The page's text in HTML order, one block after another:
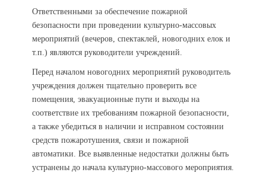
Ответственными за обеспечение пожарной
безопасности при проведении культурно-массовых
мероприятий (вечеров, спектаклей, новогодних елок и
т.п.) являются руководители учреждений.
Перед началом новогодних мероприятий руководитель
учреждения должен тщательно проверить все
помещения, эвакуационные пути и выходы на
соответствие их требованиям пожарной безопасности,
а также убедиться в наличии и исправном состоянии
средств пожаротушения, связи и пожарной
автоматики. Все выявленные недостатки должны быть
устранены до начала культурно-массового мероприятия.